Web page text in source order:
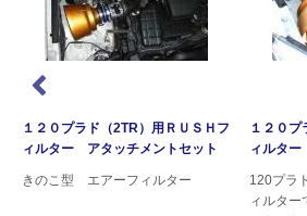
１２０プラド（2TR）用ＲＵＳＨフ
ィルター アタッチメントセット
きのこ型 エアーフィルター
１２０
ィルタ
120プラ
ィルター